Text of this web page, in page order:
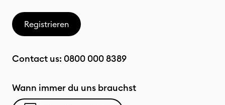
Registrieren
Contact us: 0800 000 8389
Wann immer du uns brauchst